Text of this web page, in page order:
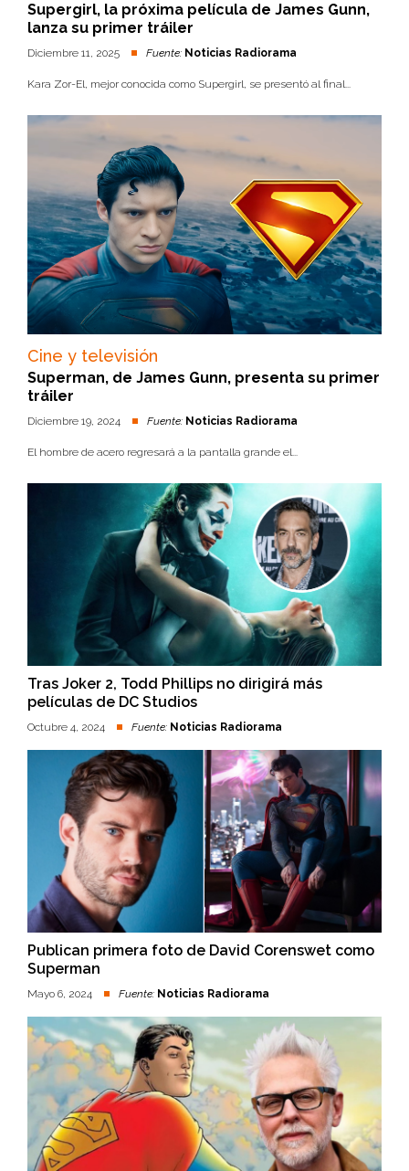
Supergirl, la próxima película de James Gunn,
lanza su primer tráiler
Diciembre 11, 2025 Fuente: Noticias Radiorama
Kara Zor-El, mejor conocida como Supergirl, se presentó al final...
Cine y televisión
Superman, de James Gunn, presenta su primer
tráiler
Diciembre 19, 2024 Fuente: Noticias Radiorama
El hombre de acero regresará a la pantalla grande el...
Tras Joker 2, Todd Phillips no dirigirá más
películas de DC Studios
Octubre 4, 2024 Fuente: Noticias Radiorama
Publican primera foto de David Corenswet como
Superman
Mayo 6, 2024 Fuente: Noticias Radiorama